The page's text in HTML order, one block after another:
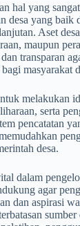
hal yang
desa yang baik
Aset
maupun
transparan
masyarakat
melakukan
serta
pencatatan
desa.
dalam
agar
dan aspirasi
sumber